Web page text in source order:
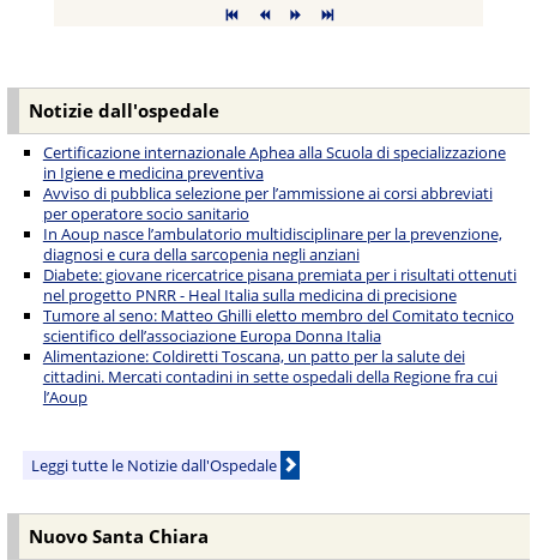
Notizie dall'ospedale
Certificazione internazionale Aphea alla Scuola di specializzazione
in Igiene e medicina preventiva
Avviso di pubblica selezione per l’ammissione ai corsi abbreviati
per operatore socio sanitario
In Aoup nasce l’ambulatorio multidisciplinare per la prevenzione,
diagnosi e cura della sarcopenia negli anziani
Diabete: giovane ricercatrice pisana premiata per i risultati ottenuti
nel progetto PNRR - Heal Italia sulla medicina di precisione
Tumore al seno: Matteo Ghilli eletto membro del Comitato tecnico
scientifico dell’associazione Europa Donna Italia
Alimentazione: Coldiretti Toscana, un patto per la salute dei
cittadini. Mercati contadini in sette ospedali della Regione fra cui
l’Aoup
Leggi tutte le Notizie dall'Ospedale
Nuovo Santa Chiara